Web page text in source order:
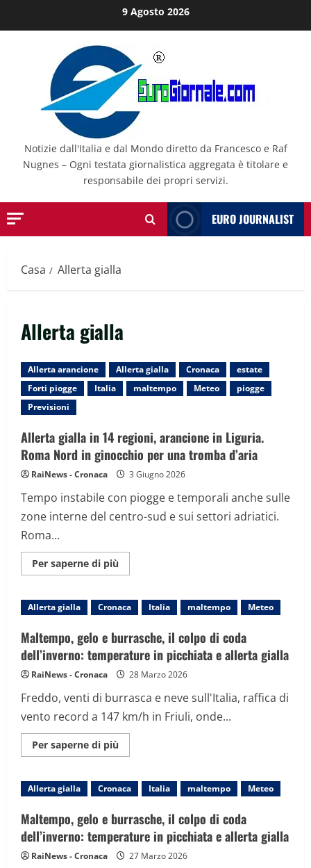
al
9 Agosto 2026
Notizie dall'Italia e dal Mondo diretto da Francesco e Raf
Nugnes – Ogni testata giornalistica aggregata è titolare e
responsabile dei propri servizi.
EURO JOURNALIST
Casa Allerta gialla
Allerta gialla
Allerta arancione Allerta gialla Cronaca
estate
Forti piogge
Italia maltempo Meteo
piogge
Previsioni
Allerta gialla in 14 regioni, arancione in Liguria.
Roma Nord in ginocchio per una tromba d’aria
RaiNews - Cronaca 3 Giugno 2026
Tempo instabile con piogge e temporali anche sulle
zone interne del centro-sud e sui settori adriatici.
Roma...
Per saperne di più
informazioni
gialla
in
regioni,
arancione
in
Liguria.
Roma
Nord
ginocchio
per
una
d’aria
Allerta gialla Cronaca Italia maltempo Meteo
Maltempo, gelo e burrasche, il colpo di coda
dell’inverno: temperature in picchiata e allerta gialla
RaiNews - Cronaca 28 Marzo 2026
Freddo, venti di burrasca e neve sull'Italia, raffica di
vento record a 147 km/h in Friuli, onde...
Per saperne di più
informazioni
gelo
e
colpo
di
coda
dell’inverno:
temperature
Allerta gialla Cronaca Italia maltempo Meteo
Maltempo, gelo e burrasche, il colpo di coda
dell’inverno: temperature in picchiata e allerta gialla
RaiNews - Cronaca 27 Marzo 2026